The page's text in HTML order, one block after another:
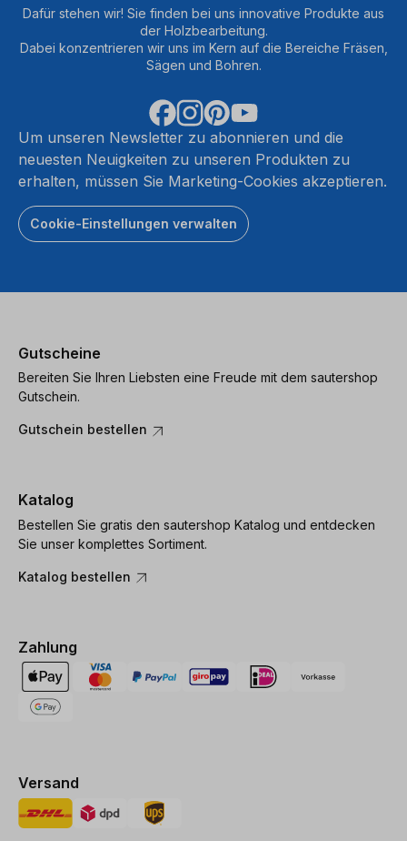
Dafür stehen wir! Sie finden bei uns innovative Produkte aus
der Holzbearbeitung.
Dabei konzentrieren wir uns im Kern auf die Bereiche Fräsen,
Sägen und Bohren.
Um unseren Newsletter zu abonnieren und die
neuesten Neuigkeiten zu unseren Produkten zu
erhalten, müssen Sie Marketing-Cookies akzeptieren.
Cookie-Einstellungen verwalten
Gutscheine
Bereiten Sie Ihren Liebsten eine Freude mit dem sautershop
Gutschein.
Gutschein bestellen
Katalog
Bestellen Sie gratis den sautershop Katalog und entdecken
Sie unser komplettes Sortiment.
Katalog bestellen
Zahlung
Versand